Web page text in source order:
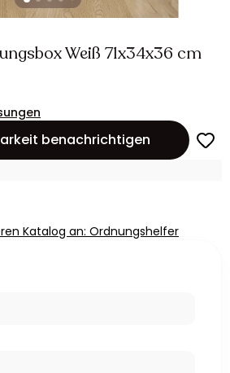
Weiß 71x34x36 cm
benachrichtigen
Katalog an: Ordnungshelfer